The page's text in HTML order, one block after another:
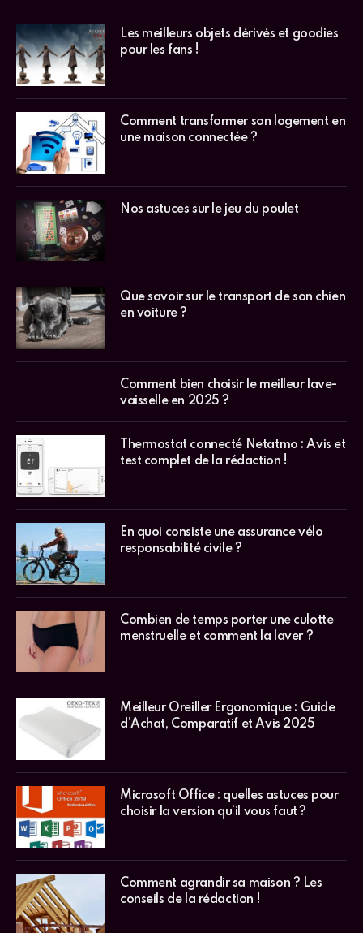
Les meilleurs objets dérivés et goodies
pour les fans !
Comment transformer son logement en
une maison connectée ?
Nos astuces sur le jeu du poulet
Que savoir sur le transport de son chien
en voiture ?
Comment bien choisir le meilleur lave-
vaisselle en 2025 ?
Thermostat connecté Netatmo : Avis et
test complet de la rédaction !
En quoi consiste une assurance vélo
responsabilité civile ?
Combien de temps porter une culotte
menstruelle et comment la laver ?
Meilleur Oreiller Ergonomique : Guide
d’Achat, Comparatif et Avis 2025
Microsoft Office : quelles astuces pour
choisir la version qu’il vous faut ?
Comment agrandir sa maison ? Les
conseils de la rédaction !